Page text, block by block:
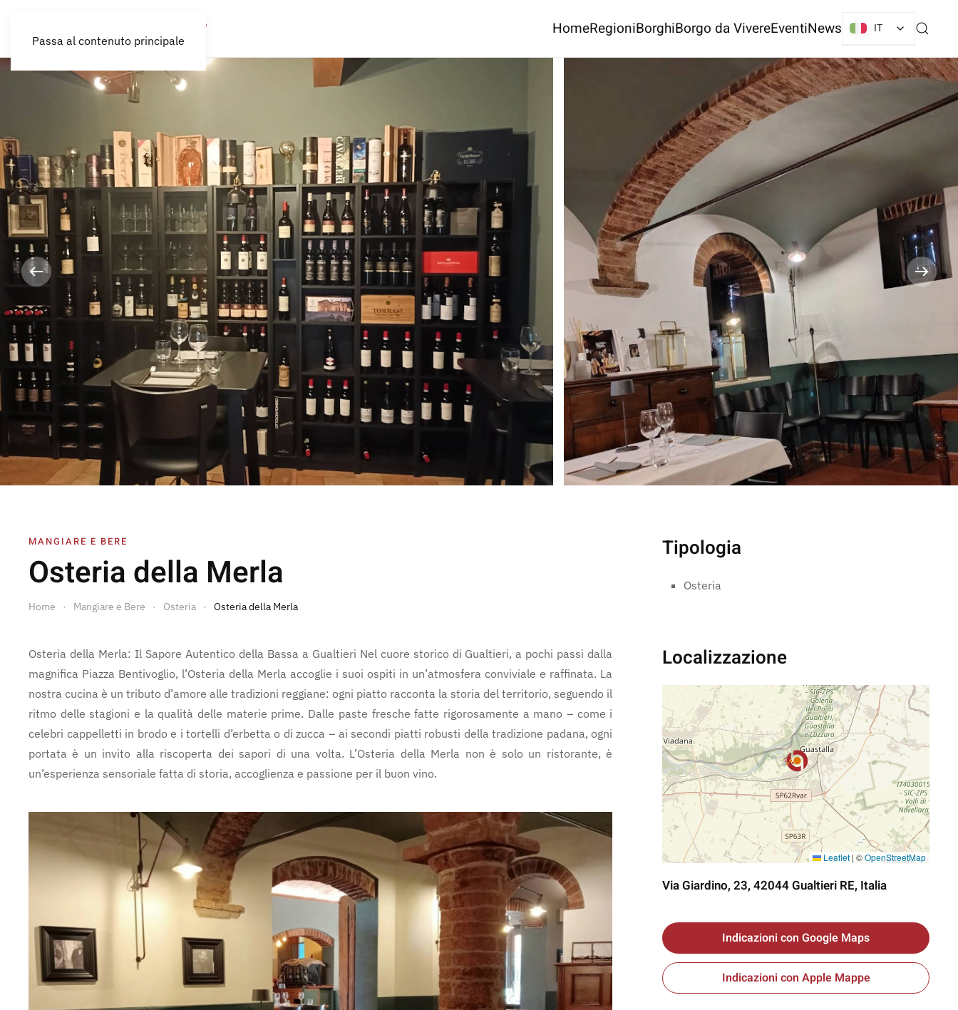
Passa al contenuto principale
HomeRegioniBorghiBorgo da VivereEventiNews IT
MANGIARE E BERE
Osteria della Merla
Home Mangiare e Bere Osteria Osteria della Merla
Osteria della Merla: Il Sapore Autentico della Bassa a Gualtieri Nel cuore storico di Gualtieri, a pochi passi dalla
magnifica Piazza Bentivoglio, l’Osteria della Merla accoglie i suoi ospiti in un’atmosfera conviviale e raffinata. La
nostra cucina è un tributo d’amore alle tradizioni reggiane: ogni piatto racconta la storia del territorio, seguendo il
ritmo delle stagioni e la qualità delle materie prime. Dalle paste fresche fatte rigorosamente a mano – come i
celebri cappelletti in brodo e i tortelli d’erbetta o di zucca – ai secondi piatti robusti della tradizione padana, ogni
portata è un invito alla riscoperta dei sapori di una volta. L’Osteria della Merla non è solo un ristorante, è
un’esperienza sensoriale fatta di storia, accoglienza e passione per il buon vino.
Tipologia
Osteria
Localizzazione
Leaflet | ©OpenStreetMap
Via Giardino, 23, 42044 Gualtieri RE, Italia
Indicazioni con Google Maps
Indicazioni con Apple Mappe